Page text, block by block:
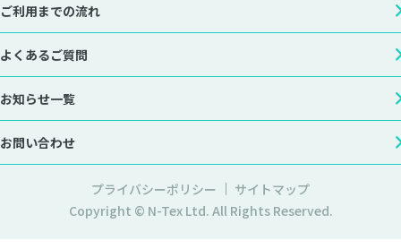
ご利用までの流れ
よくあるご質問
お知らせ一覧
お問い合わせ
プライバシーポリシー
サイトマップ
Copyright © N-Tex Ltd. All Rights Reserved.